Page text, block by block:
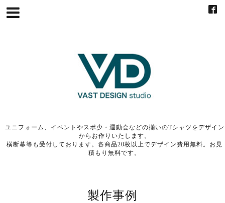
ユニフォーム、イベントやスポ少・運動会などの揃いのTシャツをデザイン
からお作りいたします。
横断幕等も受付しております。各商品20枚以上でデザイン費用無料。お見
積もり無料です。
製作事例